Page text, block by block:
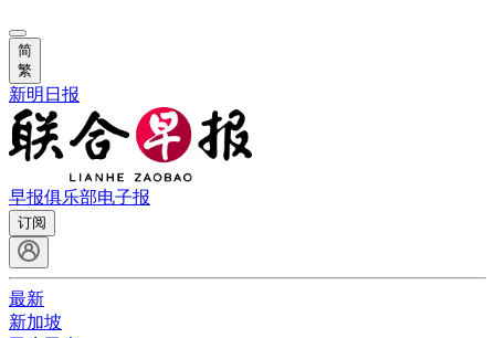
简
繁
新明日报
早报俱乐部电子报
订阅
最新
新加坡